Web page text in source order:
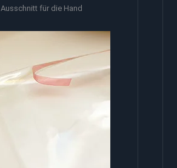
Ausschnitt für die Hand